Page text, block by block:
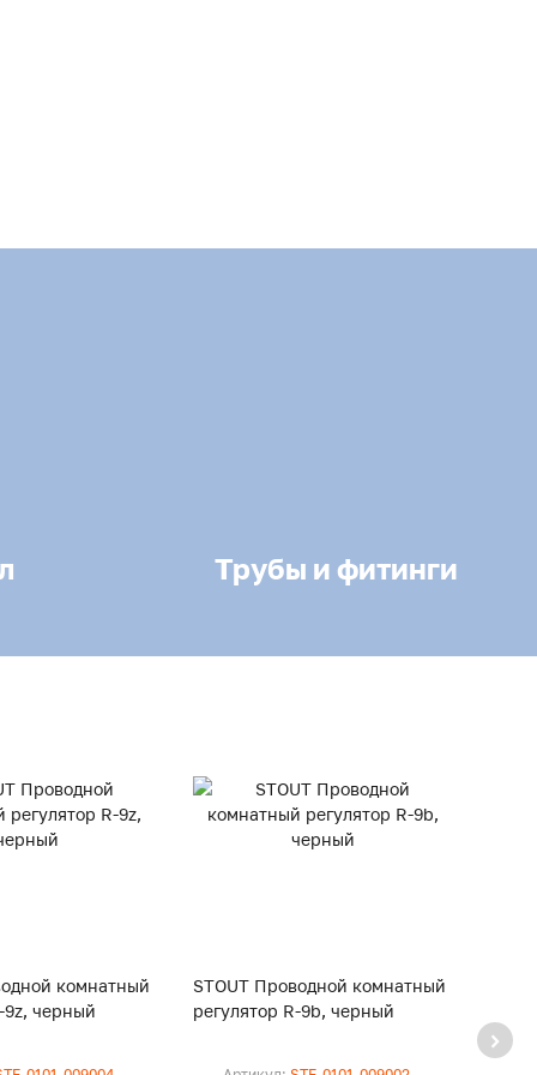
Трубы и фитинги
комнатный
9z, черный
STOUT Проводной комнатный
регулятор R-9b, черный